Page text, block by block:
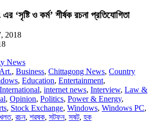
‘সৃষ্টি ও কর্ম’ শীর্ষক রচনা প্রতিযোগিতা
2018
News
Art., Business, Chittagong News, Country
, Education, Entertainment,
International, internet news, Interview, Law &
, Opinion, Politics, Power & Energy,
, Stock Exchange, Windows, Windows PC,
, রচন, শরষক, সটফন, সষট, হক